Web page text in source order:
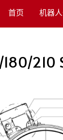
首页 机器
180/